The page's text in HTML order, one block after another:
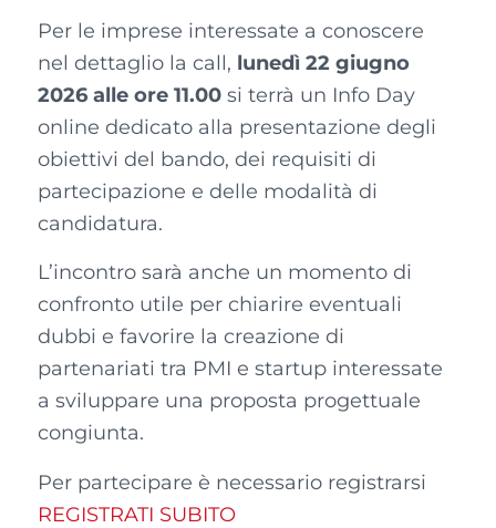
Per le imprese interessate a conoscere
nel dettaglio la call, lunedì 22 giugno
2026 alle ore 11.00si terrà un Info Day
online dedicato alla presentazione degli
obiettivi del bando, dei requisiti di
partecipazione e delle modalità di
candidatura.
L’incontro sarà anche un momento di
confronto utile per chiarire eventuali
dubbi e favorire la creazione di
partenariati tra PMI e startup interessate
a sviluppare una proposta progettuale
congiunta.
Per partecipare è necessario registrarsi
REGISTRATI SUBITO